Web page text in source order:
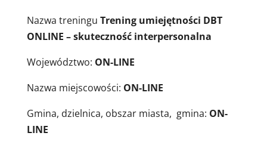
Nazwa treningu Trening umiejętności DBT
ONLINE – skuteczność interpersonalna
Województwo: ON-LINE
Nazwa miejscowości: ON-LINE
Gmina, dzielnica, obszar miasta, gmina: ON-
LINE